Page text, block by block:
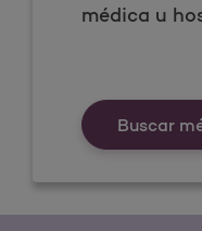
médica u
Buscar